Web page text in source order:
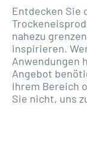
Entdecken Sie
nahezu
inspirieren.
Anwendungen
Angebot
Ihrem Bereich
Sie nicht, uns